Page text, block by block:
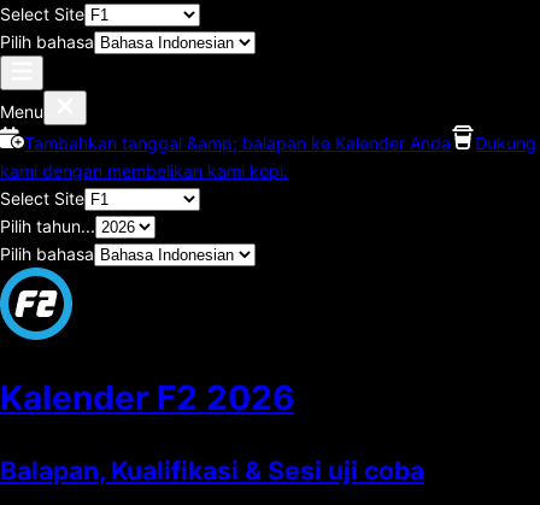
Select Site
Pilih bahasa
Menu
Tambahkan tanggal &amp; balapan ke Kalender Anda
Dukung
kami dengan membelikan kami kopi.
Select Site
Pilih tahun...
Pilih bahasa
Kalender F2 2026
Balapan, Kualifikasi & Sesi uji coba